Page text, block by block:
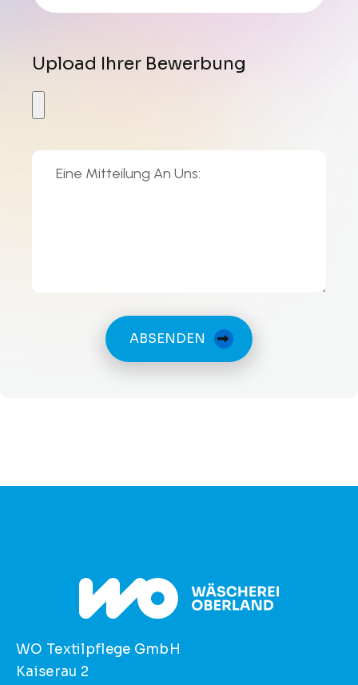
Upload Ihrer Bewerbung
ABSENDEN
WO Textilpflege GmbH
Kaiserau 2